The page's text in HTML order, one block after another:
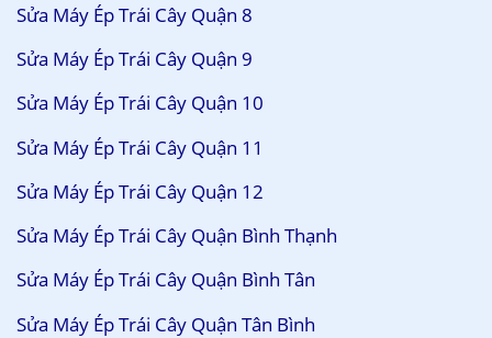
Sửa Máy Ép Trái Cây Quận 8
Sửa Máy Ép Trái Cây Quận 9
Sửa Máy Ép Trái Cây Quận 10
Sửa Máy Ép Trái Cây Quận 11
Sửa Máy Ép Trái Cây Quận 12
Sửa Máy Ép Trái Cây Quận Bình Thạnh
Sửa Máy Ép Trái Cây Quận Bình Tân
Sửa Máy Ép Trái Cây Quận Tân Bình